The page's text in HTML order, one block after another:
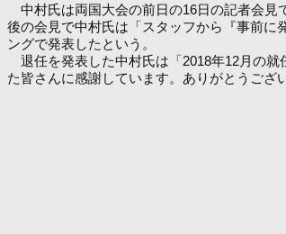
中村氏は両国大会の前日の16日の記者会見
後の会見で中村氏は「スタッフから『事前に
ングで発表したという。
退任を発表した中村氏は「2018年12月の就
た皆さんに感謝しています。ありがとうござ